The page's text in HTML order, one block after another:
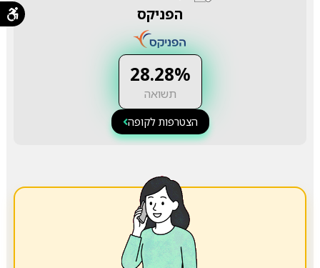
הפניקס
28.28%
תשואה
הצטרפות לקופה